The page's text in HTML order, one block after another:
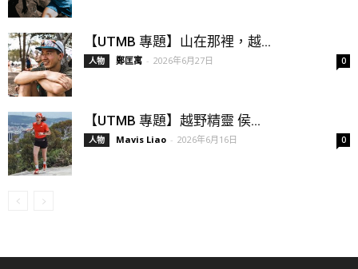
【UTMB 專題】山在那裡，越...
人物 鄭匡寓 - 2026年6月27日 0
【UTMB 專題】越野精靈 侯...
人物 Mavis Liao - 2026年6月16日 0